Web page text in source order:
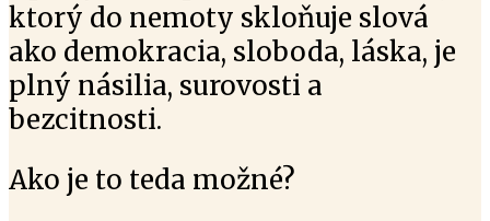
ktorý do nemoty skloňuje slová
ako demokracia, sloboda, láska, je
plný násilia, surovosti a
bezcitnosti.
Ako je to teda možné?